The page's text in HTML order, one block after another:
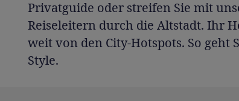
Privatguide oder streifen Sie mit
Reiseleitern durch die Altstadt. Ihr
weit von den City-Hotspots. So geht
Style.